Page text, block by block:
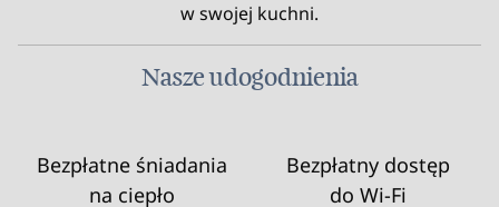
w swojej kuchni.
Nasze udogodnienia
Bezpłatne śniadania
na ciepło
Bezpłatny dostęp
do Wi‑Fi